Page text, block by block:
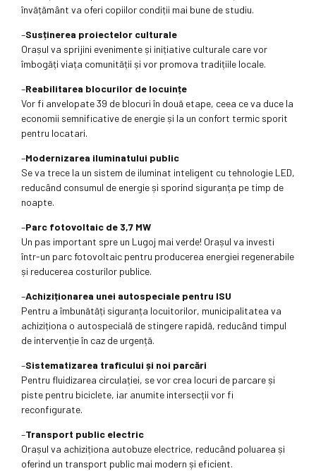
învățământ va oferi copiilor condiții mai bune de studiu.
–Susținerea proiectelor culturale
Orașul va sprijini evenimente și inițiative culturale care vor
îmbogăți viața comunității și vor promova tradițiile locale.
–Reabilitarea blocurilor de locuințe
Vor fi anvelopate 39 de blocuri în două etape, ceea ce va duce la
economii semnificative de energie și la un confort termic sporit
pentru locatari.
–Modernizarea iluminatului public
Se va trece la un sistem de iluminat inteligent cu tehnologie LED,
reducând consumul de energie și sporind siguranța pe timp de
noapte.
–Parc fotovoltaic de 3,7 MW
Un pas important spre un Lugoj mai verde! Orașul va investi
într-un parc fotovoltaic pentru producerea energiei regenerabile
și reducerea costurilor publice.
–Achiziționarea unei autospeciale pentru ISU
Pentru a îmbunătăți siguranța locuitorilor, municipalitatea va
achiziționa o autospecială de stingere rapidă, reducând timpul
de intervenție în caz de urgență.
–Sistematizarea traficului și noi parcări
Pentru fluidizarea circulației, se vor crea locuri de parcare și
piste pentru biciclete, iar anumite intersecții vor fi
reconfigurate.
–Transport public electric
Orașul va achiziționa autobuze electrice, reducând poluarea și
oferind un transport public mai modern și eficient.